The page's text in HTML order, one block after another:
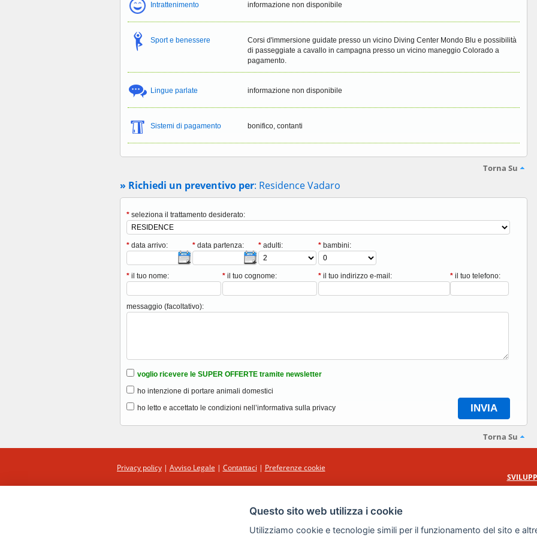
Intrattenimento informazione non disponibile
Sport e benessere
Corsi d'immersione guidate presso un vicino Diving Center Mondo Blu e possibilità
di passeggiate a cavallo in campagna presso un vicino maneggio Colorado a
pagamento.
Lingue parlate informazione non disponibile
Sistemi di pagamento bonifico, contanti
Torna Su
» Richiedi un preventivo per: Residence Vadaro
* seleziona il trattamento desiderato:
* data arrivo: * data partenza: * adulti: * bambini:
* il tuo nome: * il tuo cognome: * il tuo indirizzo e-mail: * il tuo telefono:
messaggio (facoltativo):
voglio ricevere le SUPER OFFERTE tramite newsletter
ho intenzione di portare animali domestici
ho letto e accettato le condizioni nell’informativa sulla privacy
Torna Su
Privacy policy| Avviso Legale | Contattaci | Preferenze cookie
Questo sito web utilizza i cookie
Utilizziamo cookie e tecnologie simili per il funzionamento del sito e